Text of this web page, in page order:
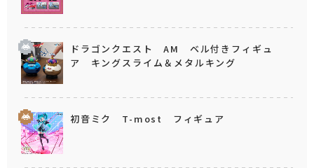
ドラゴンクエスト AM ベル付きフィギュ
ア キングスライム＆メタルキング
初音ミク T-most フィギュア